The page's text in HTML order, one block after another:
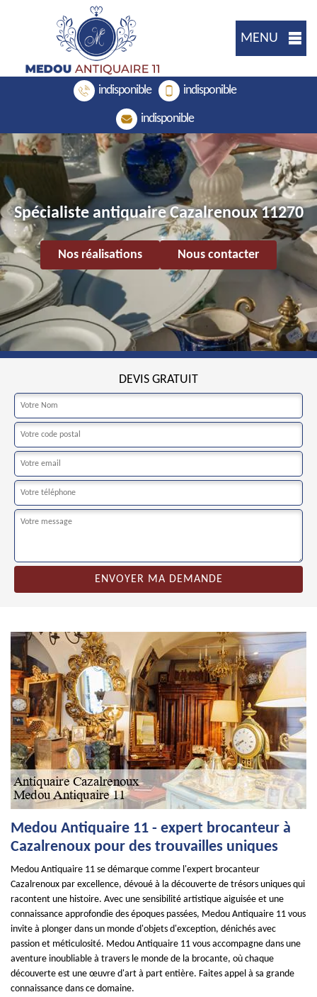
MENU
indisponible indisponible
indisponible
Spécialiste antiquaire Cazalrenoux 11270
Nos réalisations Nous contacter
DEVIS GRATUIT
Medou Antiquaire 11 - expert brocanteur à
Cazalrenoux pour des trouvailles uniques
Medou Antiquaire 11 se démarque comme l'expert brocanteur
Cazalrenoux par excellence, dévoué à la découverte de trésors uniques qui
racontent une histoire. Avec une sensibilité artistique aiguisée et une
connaissance approfondie des époques passées, Medou Antiquaire 11 vous
invite à plonger dans un monde d'objets d'exception, dénichés avec
passion et méticulosité. Medou Antiquaire 11 vous accompagne dans une
aventure inoubliable à travers le monde de la brocante, où chaque
découverte est une œuvre d'art à part entière. Faites appel à sa grande
connaissance dans ce domaine.